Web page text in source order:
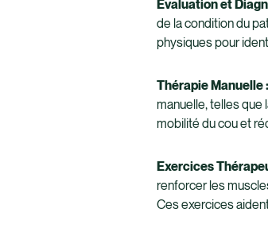
Évaluation et
de la condition du
physiques pour
Thérapie Manuelle :
manuelle, telles que
mobilité du cou et
Exercices
renforcer les
Ces exercices